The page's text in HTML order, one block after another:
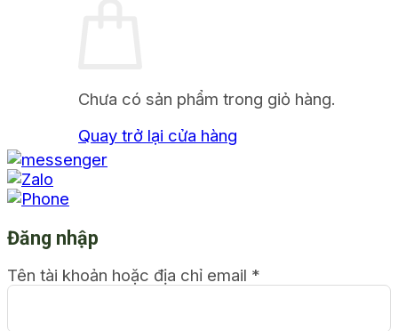
Chưa có sản phẩm trong giỏ hàng.
Quay trở lại cửa hàng
Đăng nhập
Tên tài khoản hoặc địa chỉ email *